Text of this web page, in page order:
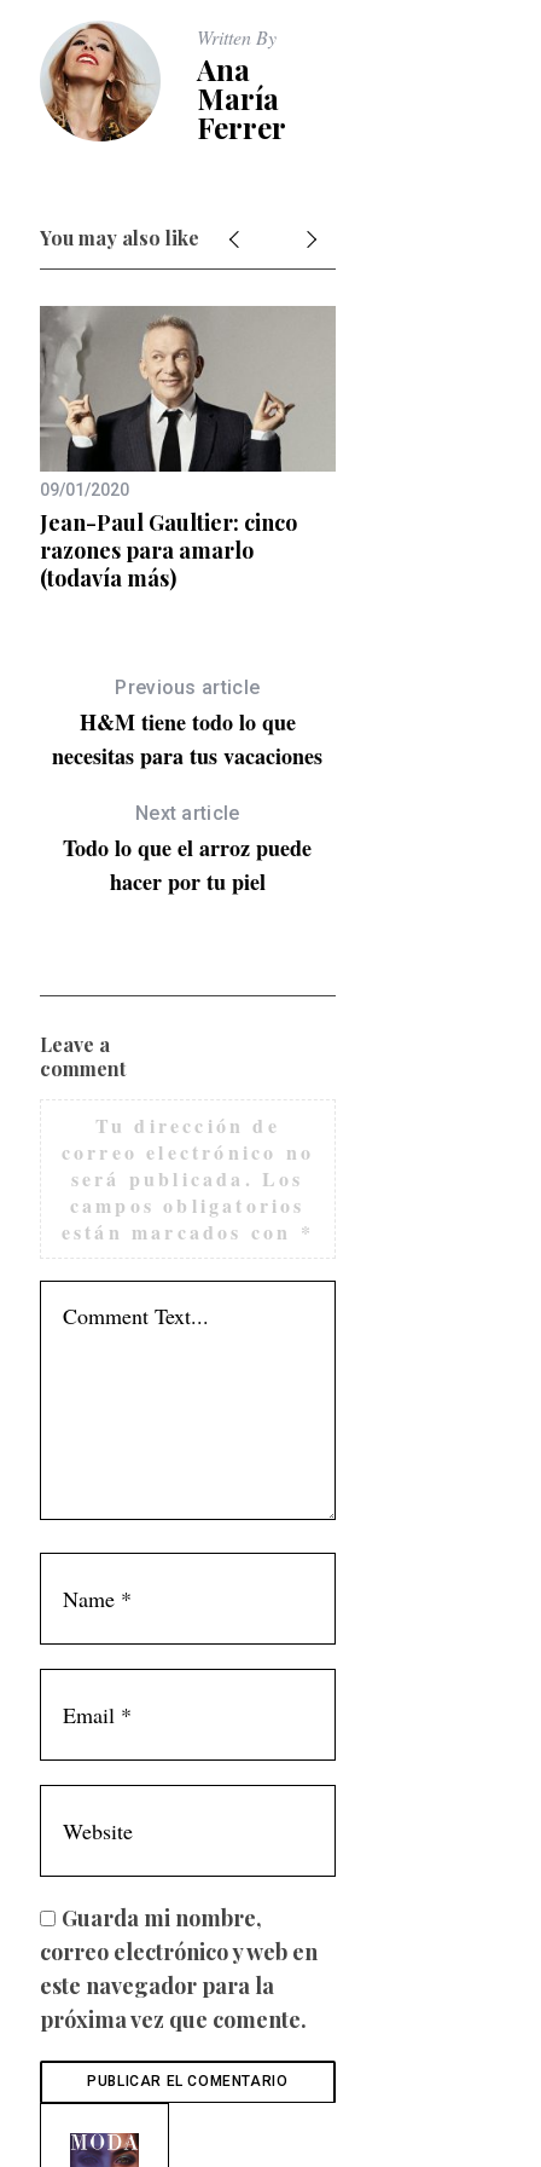
Written By
Ana
María
Ferrer
You may also like
09/01/2020
Jean-Paul Gaultier: cinco
razones para amarlo
(todavía más)
Previous article
H&M tiene todo lo que
necesitas para tus vacaciones
Next article
Todo lo que el arroz puede
hacer por tu piel
Leave a
comment
Tu dirección de
correo electrónico no
será publicada. Los
campos obligatorios
están marcados con *
Guarda mi nombre,
correo electrónico y web en
este navegador para la
próxima vez que comente.